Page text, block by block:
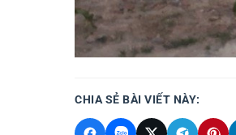
CHIA SẺ BÀI VIẾT NÀY: